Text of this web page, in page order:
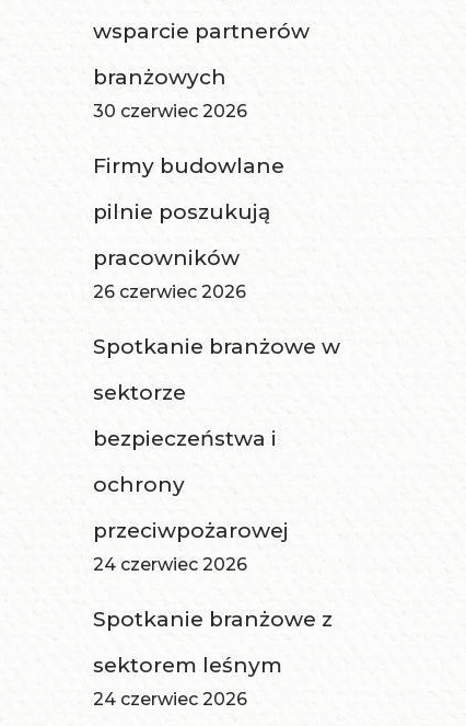
wsparcie partnerów
branżowych
30 czerwiec 2026
Firmy budowlane
pilnie poszukują
pracowników
26 czerwiec 2026
Spotkanie branżowe w
sektorze
bezpieczeństwa i
ochrony
przeciwpożarowej
24 czerwiec 2026
Spotkanie branżowe z
sektorem leśnym
24 czerwiec 2026